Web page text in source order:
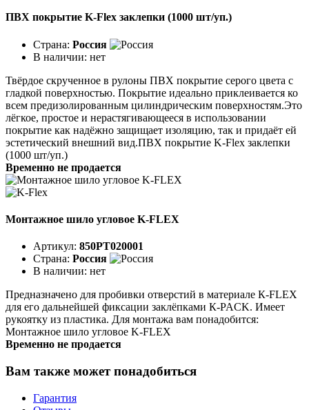
ПВХ покрытие K-Flex заклепки (1000 шт/уп.)
Страна: Россия
В наличии: нет
Твёрдое скрученное в рулоны ПВХ покрытие серого цвета с
гладкой поверхностью. Покрытие идеаль­но приклеивается ко
всем предизолированным цилинд­рическим поверхностям.Это
лёгкое, простое и нерастягивающееся в ис­пользовании
покрытие как надёжно защищает изоляцию, так и придаёт ей
эстетический внешний вид.ПВХ покрытие K-Flex заклепки
(1000 шт/уп.)
Временно не продается
Монтажное шило угловое K-FLEX
Артикул: 850PT020001
Страна: Россия
В наличии: нет
Предназначено для пробивки отверстий в материале К-FLEX
для его дальнейшей фиксации заклёпками К-PACK. Имеет
рукоятку из пластика. Для монтажа вам понадобится:
Монтажное шило угловое K-FLEX
Временно не продается
Вам также может понадобиться
Гарантия